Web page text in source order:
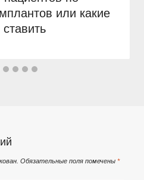
или какие
Обязательные поля помечены *